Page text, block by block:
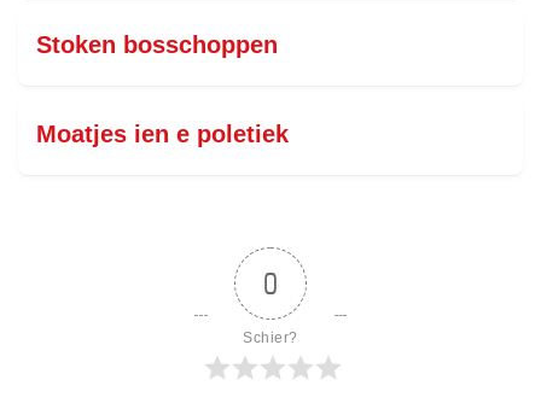
Stoken bosschoppen
Moatjes ien e poletiek
0
Schier?